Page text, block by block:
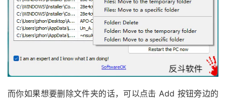
而你如果想要删除文件夹的话，可以点击 Add 按钮旁边的